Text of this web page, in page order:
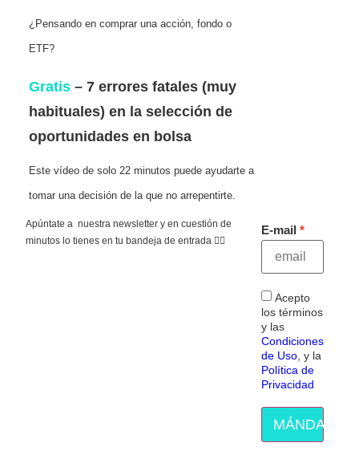
¿Pensando en comprar una acción, fondo o
ETF?
Gratis – 7 errores fatales (muy
habituales) en la selección de
oportunidades en bolsa
Este vídeo de solo 22 minutos puede ayudarte a
tomar una decisión de la que no arrepentirte.
Apúntate a nuestra newsletter y en cuestión de
minutos lo tienes en tu bandeja de entrada 👇🏻
E-mail
Acepto
los términos
y las
Condiciones
de Uso, y la
Política de
Privacidad
MÁNDAME